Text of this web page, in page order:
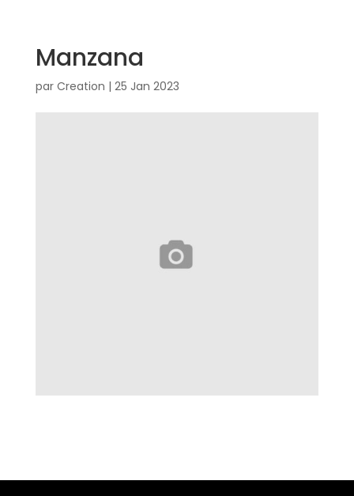
Manzana
par Creation | 25 Jan 2023